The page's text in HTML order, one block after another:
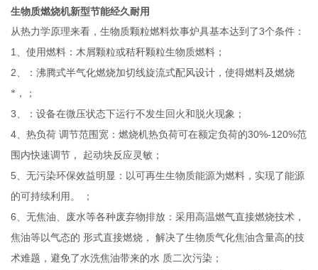
生物质燃烧机新型节能经久耐用
从热力学原理来看，生物质颗粒燃料炊事炉具基本达到了3个条件：
1、使用燃料：木屑颗粒或秸秆颗粒生物质燃料；
2、：沸腾式半气化燃烧加切线旋流式配风设计，使得燃料及燃烧
*，；
3、：设备在微压状态下运行不发生回火和脱火现象；
4、热负荷 调节范围宽：燃烧机热负荷可在额定负荷的30%-120%范
围内快速调节，
起动块反应灵敏；
5、无污染环保效益明显：以可再生生物质能源为燃料，实现了能源
的可持续利用。
；
6、无焦油、废水等各种废弃物排放：采用高温燃气直接燃烧技术，
焦油等以气态的 形式直接燃烧，
解决了生物质气化焦油含量高的技
术难题，避免了水洗焦油带来的水 质二次污染；